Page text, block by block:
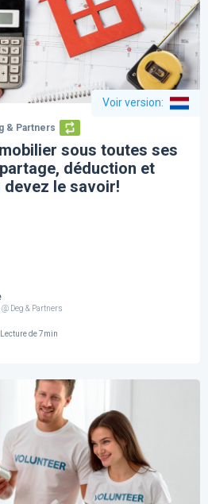
Voir version:
& Partners
sous toutes ses
déduction et
le savoir!
Deg & Partners
Lecture de 7min